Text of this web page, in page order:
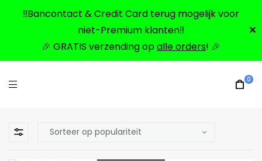
‼️Bancontact & Credit Card terug mogelijk voor
niet-Premium klanten‼️
🎉 GRATIS verzending opalle orders! 🎉
✕
0